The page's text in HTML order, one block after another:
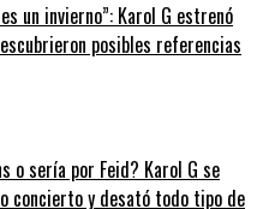
un invierno”: Karol G estrenó
posibles referencias
o sería por Feid? Karol G se
concierto y desató todo tipo de